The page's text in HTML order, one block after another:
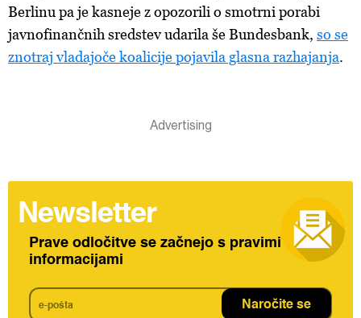
Berlinu pa je kasneje z opozorili o smotrni porabi
javnofinančnih sredstev udarila še Bundesbank, so se
znotraj vladajoče koalicije pojavila glasna razhajanja.
Newsletter
Prave odločitve se začnejo s pravimi
informacijami
Naročite se